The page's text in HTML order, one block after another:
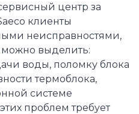
центр за
клиенты
неисправностями,
можно выделить:
воды, поломку блока
термоблока,
системе
проблем требует